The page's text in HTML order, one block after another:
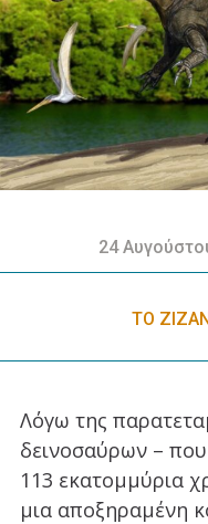
24
ΤΟ
Λόγω της
δεινοσαύρων –
113 εκατομμύρια
μια αποξηραμένη